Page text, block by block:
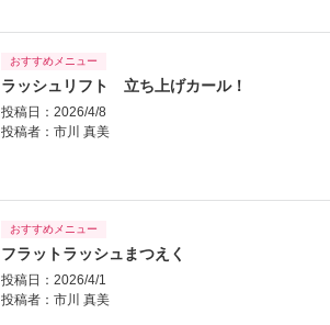
おすすめメニュー
ラッシュリフト 立ち上げカール！
投稿日：2026/4/8
投稿者： 市川 真美
おすすめメニュー
フラットラッシュまつえく
投稿日：2026/4/1
投稿者： 市川 真美